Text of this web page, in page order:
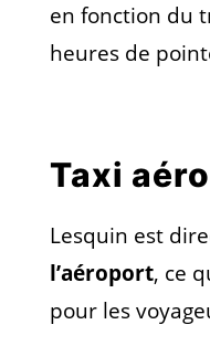
en fonction du
heures de
Taxi
Lesquin est
l’aéroport, ce
pour les